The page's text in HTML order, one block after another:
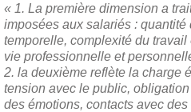
« 1. La première dimension a
imposées aux salariés : quantité
temporelle, complexité du
vie professionnelle et
2. la deuxième reflète la charge
tension avec le public,
des émotions, contacts avec